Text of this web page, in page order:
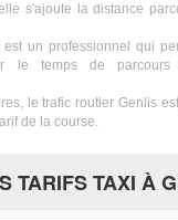
s'ajoute la distance
est un professionnel qui
le temps de
le trafic routier Genlis
de la course.
TARIFS TAXI À